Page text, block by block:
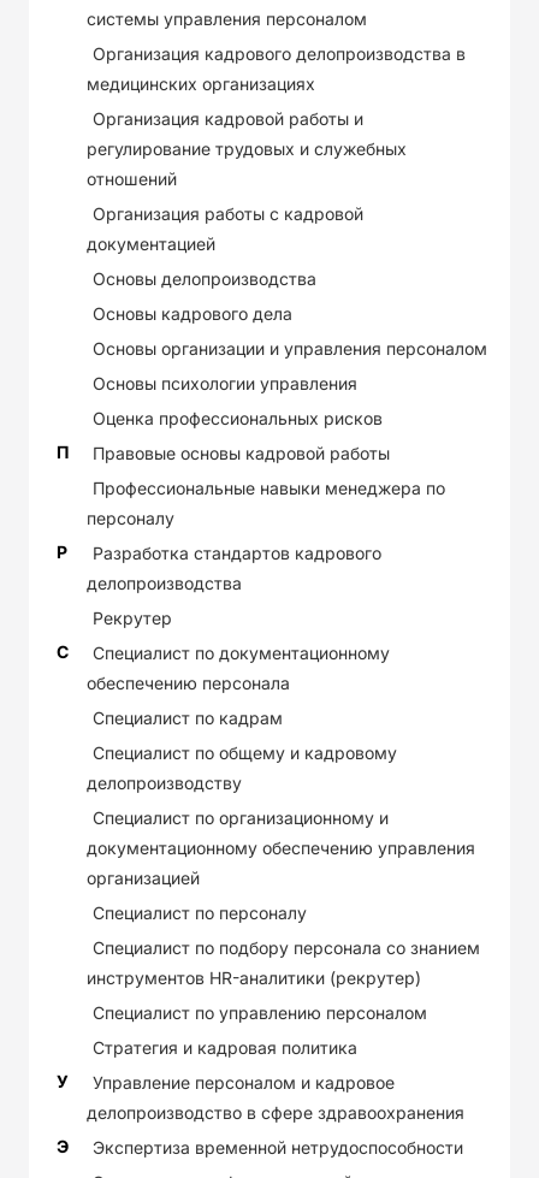
системы управления персоналом
Организация кадрового делопроизводства в
медицинских организациях
Организация кадровой работы и
регулирование трудовых и служебных
отношений
Организация работы с кадровой
документацией
Основы делопроизводства
Основы кадрового дела
Основы организации и управления персоналом
Основы психологии управления
Оценка профессиональных рисков
П
Правовые основы кадровой работы
Профессиональные навыки менеджера по
персоналу
Р
Разработка стандартов кадрового
делопроизводства
Рекрутер
С
Специалист по документационному
обеспечению персонала
Специалист по кадрам
Специалист по общему и кадровому
делопроизводству
Специалист по организационному и
документационному обеспечению управления
организацией
Специалист по персоналу
Специалист по подбору персонала со знанием
инструментов HR-аналитики (рекрутер)
Специалист по управлению персоналом
Стратегия и кадровая политика
У
Управление персоналом и кадровое
делопроизводство в сфере здравоохранения
Э
Экспертиза временной нетрудоспособности